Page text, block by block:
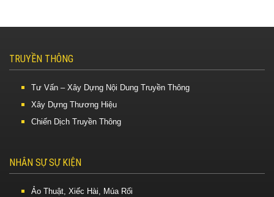
TRUYỀN THÔNG
Tư Vấn – Xây Dựng Nội Dung Truyền Thông
Xây Dựng Thương Hiệu
Chiến Dịch Truyền Thông
NHÂN SỰ SỰ KIỆN
Ảo Thuật, Xiếc Hài, Múa Rối